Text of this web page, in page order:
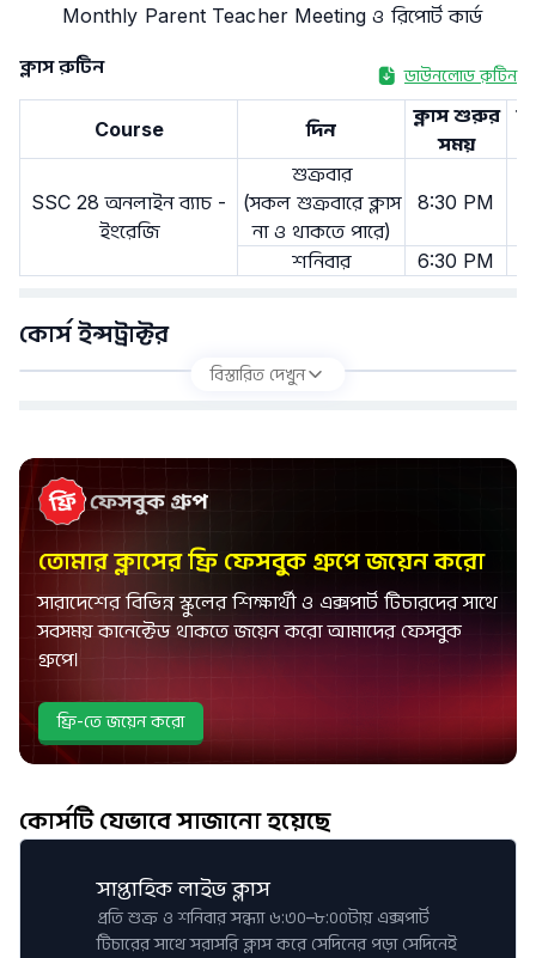
Monthly Parent Teacher Meeting ও রিপোর্ট কার্ড
ক্লাস রুটিন ডাউনলোড রুটিন
Course দিন
ক্লাস শুরুর
সময়
SSC 28 অনলাইন ব্যাচ -
ইংরেজি
শুক্রবার
(সকল শুক্রবারে ক্লাস
না ও থাকতে পারে)
8:30 PM
শনিবার 6:30 PM
কোর্স ইন্সট্রাক্টর
বিস্তারিত দেখুন
তোমার ক্লাসের ফ্রি ফেসবুক গ্রুপে জয়েন করো
সারাদেশের বিভিন্ন স্কুলের শিক্ষার্থী ও এক্সপার্ট টিচারদের সাথে
সবসময় কানেক্টেড থাকতে জয়েন করো আমাদের ফেসবুক
গ্রুপে।
ফ্রি-তে জয়েন করো
কোর্সটি যেভাবে সাজানো হয়েছে
সাপ্তাহিক লাইভ ক্লাস
প্রতি শুক্র ও শনিবার সন্ধ্যা ৬:৩০–৮:০০টায় এক্সপার্ট
টিচারের সাথে সরাসরি ক্লাস করে সেদিনের পড়া সেদিনেই